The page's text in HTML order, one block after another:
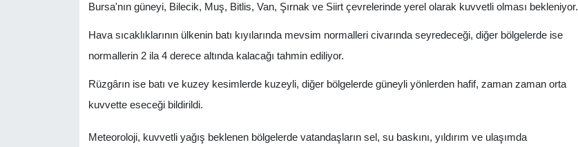
Bursa'nın güneyi, Bilecik, Muş, Bitlis, Van, Şırnak ve Siirt çevrelerinde yerel olarak kuvvetli olması bekleniyor.
Hava sıcaklıklarının ülkenin batı kıyılarında mevsim normalleri civarında seyredeceği, diğer bölgelerde ise
normallerin 2 ila 4 derece altında kalacağı tahmin ediliyor.
Rüzgârın ise batı ve kuzey kesimlerde kuzeyli, diğer bölgelerde güneyli yönlerden hafif, zaman zaman orta
kuvvette eseceği bildirildi.
Meteoroloji, kuvvetli yağış beklenen bölgelerde vatandaşların sel, su baskını, yıldırım ve ulaşımda